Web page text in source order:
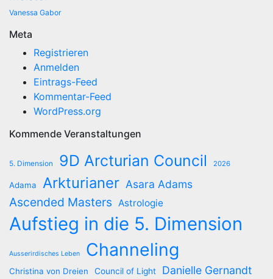
Vanessa Gabor
Meta
Registrieren
Anmelden
Eintrags-Feed
Kommentar-Feed
WordPress.org
Kommende Veranstaltungen
5. Dimension 9D Arcturian Council 2026
Adama Arkturianer Asara Adams
Ascended Masters Astrologie
Aufstieg in die 5. Dimension
Ausserirdisches Leben Channeling
Christina von Dreien Council of Light Danielle Gernandt